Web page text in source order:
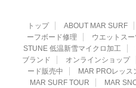
トップ ABOUT MAR SURF
ーフボード修理
ウエットス
STUNE 低温新雪マイクロ加工
ブランド
オンラインショップ
ード販売中
MAR PROレッス
MAR SURF TOUR
MAR